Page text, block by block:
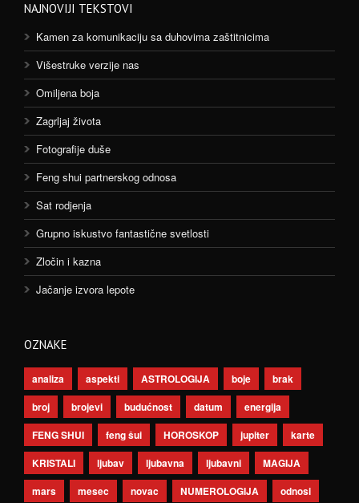
NAJNOVIJI TEKSTOVI
Kamen za komunikaciju sa duhovima zaštitnicima
Višestruke verzije nas
Omiljena boja
Zagrljaj života
Fotografije duše
Feng shui partnerskog odnosa
Sat rodjenja
Grupno iskustvo fantastične svetlosti
Zločin i kazna
Jačanje izvora lepote
OZNAKE
analiza aspekti ASTROLOGIJA boje
brak
broj
brojevi budućnost datum
energija
FENG SHUI
feng šui HOROSKOP jupiter
karte
KRISTALI
ljubav ljubavna ljubavni
MAGIJA
mars
mesec novac NUMEROLOGIJA odnosi